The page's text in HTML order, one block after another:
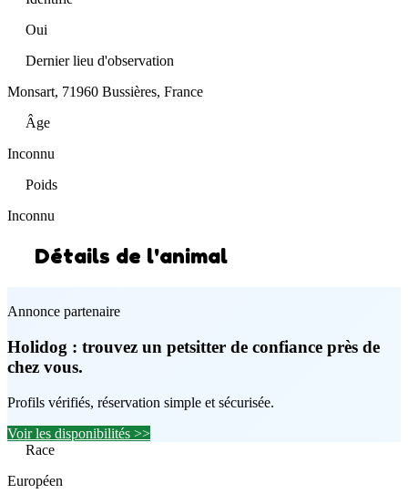
Oui
Dernier lieu d'observation
Monsart, 71960 Bussières, France
Âge
Inconnu
Poids
Inconnu
Détails de l'animal
Annonce partenaire
Holidog : trouvez un petsitter de confiance près de
chez vous.
Profils vérifiés, réservation simple et sécurisée.
Voir les disponibilités >>
Race
Européen